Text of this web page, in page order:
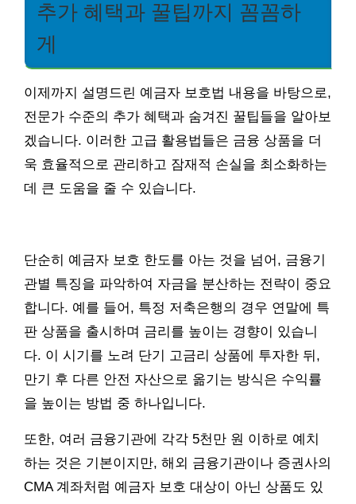
추가 혜택과 꿀팁까지 꼼꼼하
게
이제까지 설명드린 예금자 보호법 내용을 바탕으로,
전문가 수준의 추가 혜택과 숨겨진 꿀팁들을 알아보
겠습니다. 이러한 고급 활용법들은 금융 상품을 더
욱 효율적으로 관리하고 잠재적 손실을 최소화하는
데 큰 도움을 줄 수 있습니다.
단순히 예금자 보호 한도를 아는 것을 넘어, 금융기
관별 특징을 파악하여 자금을 분산하는 전략이 중요
합니다. 예를 들어, 특정 저축은행의 경우 연말에 특
판 상품을 출시하며 금리를 높이는 경향이 있습니
다. 이 시기를 노려 단기 고금리 상품에 투자한 뒤,
만기 후 다른 안전 자산으로 옮기는 방식은 수익률
을 높이는 방법 중 하나입니다.
또한, 여러 금융기관에 각각 5천만 원 이하로 예치
하는 것은 기본이지만, 해외 금융기관이나 증권사의
CMA 계좌처럼 예금자 보호 대상이 아닌 상품도 있